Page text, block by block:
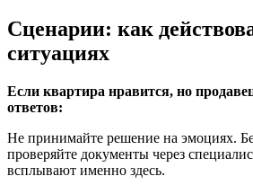
Сценарии: как
ситуациях
Если квартира нравится, но
ответов:
Не принимайте решение на эмоциях.
проверяйте документы через
всплывают именно здесь.